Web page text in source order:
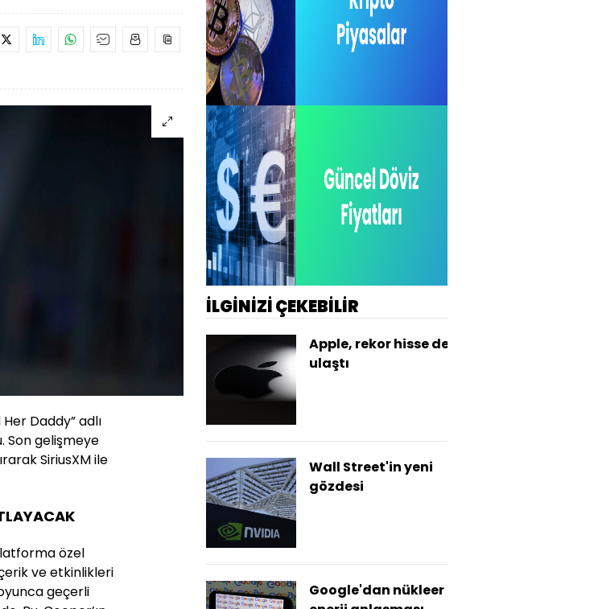
Daddy” adlı
Son gelişmeye
SiriusXM ile
özel
ve etkinlikleri
geçerli
İLGİNİZİ ÇEKEBİLİR
Apple, rekor hisse değerine
ulaştı
Wall Street'in yeni
gözdesi
Google'dan nükleer